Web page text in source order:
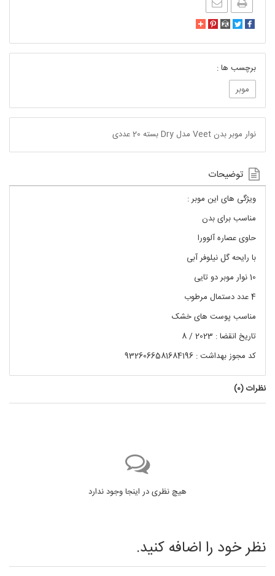
برچسب ها :
موبر
نوار موبر بدن Veet مدل Dry بسته 20 عددی
توضیحات
ویژگی های این موبر :
مناسب برای بدن
حاوی عصاره آلوورا
با رایحه گل نیلوفر آبی
10 نوار موبر دو تایی
4 عدد دستمال مرطوب
مناسب پوست های خشک
تاریخ انقضا : 2023 / 8
کد مجوز بهداشت : 9326066581684196
نظرات (0
)
هیچ نظری در اینجا وجود ندارد
نظر خود را اضافه کنید.